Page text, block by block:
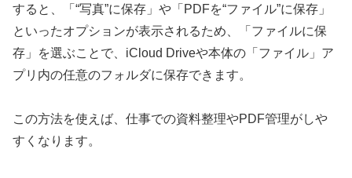
すると、「“写真”に保存」や「PDFを“ファイル”に保存」
といったオプションが表示されるため、「ファイルに保
存」を選ぶことで、iCloud Driveや本体の「ファイル」ア
プリ内の任意のフォルダに保存できます。
この方法を使えば、仕事での資料整理やPDF管理がしや
すくなります。